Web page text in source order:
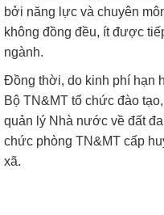
bởi năng lực và chuyên
không đồng đều, ít được
ngành.
Đồng thời, do kinh phí hạn
Bộ TN&MT tổ chức đào
quản lý Nhà nước về đất
chức phòng TN&MT cấp
xã.